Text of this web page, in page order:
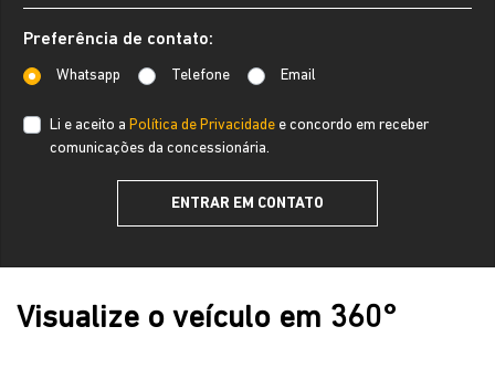
Preferência de contato:
Whatsapp Telefone Email
Li e aceito a Política de Privacidade e concordo em receber
comunicações da concessionária.
ENTRAR EM CONTATO
Visualize o veículo em 360°